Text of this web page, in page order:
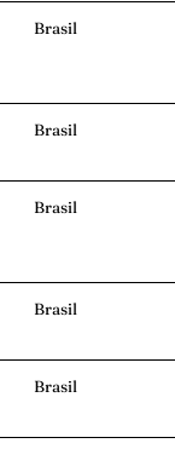
Brasil
Brasil
Brasil
Brasil
Brasil